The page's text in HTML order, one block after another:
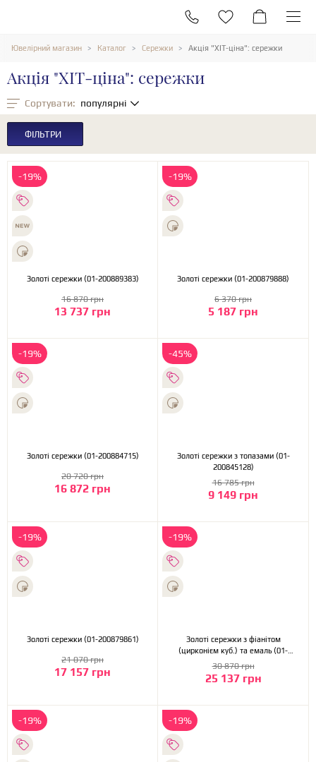
Ювелірний магазин Каталог Сережки Акція "ХІТ-ціна": сережки
Акція "ХІТ-ціна": сережки
Сортувати: популярні
ФІЛЬТРИ
-19%
Золоті сережки (01-200889383)
13 737 грн
16 870 грн
-19%
Золоті сережки (01-200879888)
5 187 грн
6 370 грн
-19%
Золоті сережки (01-200884715)
16 872 грн
20 720 грн
-45%
Золоті сережки з топазами (01-
200845128)
9 149 грн
16 785 грн
-19%
Золоті сережки (01-200879861)
17 157 грн
21 070 грн
-19%
Золоті сережки з фіанітом
(цирконієм куб.) та емаль (01-
200884725)
25 137 грн
30 870 грн
-19% -19%